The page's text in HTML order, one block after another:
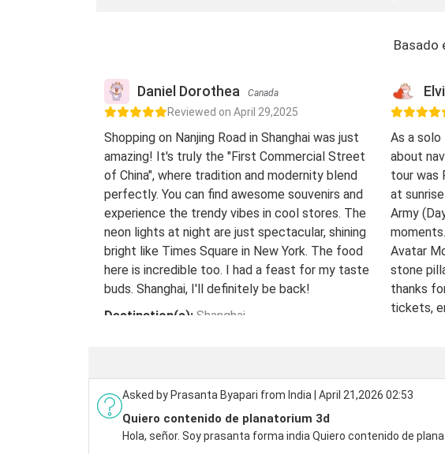
Basado
Daniel Dorothea Canada
Reviewed on April 29,2025
Shopping on Nanjing Road in Shanghai was just
amazing! It's truly the "First Commercial Street
of China", where tradition and modernity blend
perfectly. You can find awesome souvenirs and
experience the trendy vibes in cool stores. The
neon lights at night are just spectacular, shining
bright like Times Square in New York. The food
here is incredible too. I had a feast for my taste
buds. Shanghai, I'll definitely be back!
Destination(s): Shanghai
As a solo
about
tour was
at
Army
Avatar
stone
thanks
tickets,
Asked by Prasanta Byapari from India | April 21,2026 02:53
Quiero contenido de planatorium 3d
Hola, señor. Soy prasanta forma india Quiero contenido de